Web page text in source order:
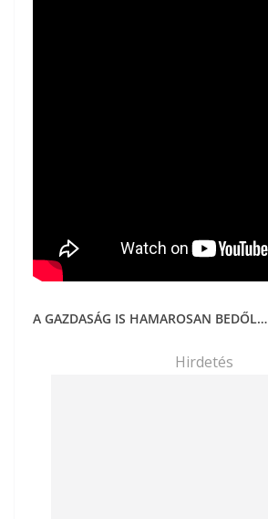
A GAZDASÁG IS HAMAROSAN BEDŐL…
Hirdetés